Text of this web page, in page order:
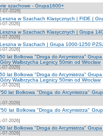
szachowe - Grupa1600+
07-2026]
w Szachach Klasycznych | FIDE |
07-2026]
w Szachach Klasycznych | Grupa
07-2026]
w Szachach | Grupa 1000-1250
07-2026]
lat Bolkowa "Droga do Arcymistrza"
Wałbrzycha Legnicy 50min od Wrocław
07-2026]
lat Bolkowa "Droga do Arcymistrza"
Wałbrzycha Legnicy 50min od Wrocław
07-2026]
lat Bolkowa "Droga do Arcymistrza"
07-2026]
lat Bolkowa "Droga do Arcymistrza"
07-2026]
lat Bolkowa "Droga do Arcymistrza"
07-2026]